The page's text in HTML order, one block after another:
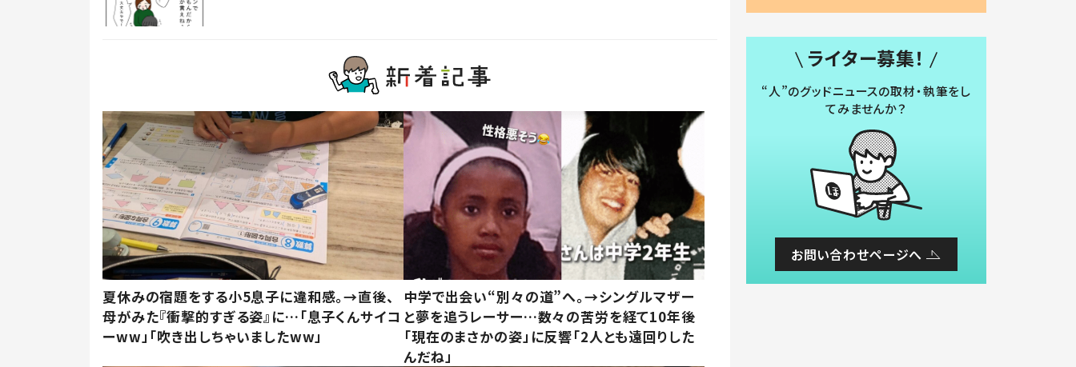
夏休みの宿題をする小5息子に違和感。→直後、
母がみた『衝撃的すぎる姿』に…「息子くんサイコ
ーww」「吹き出しちゃいましたww」
中学で出会い“別々の道”へ。→シングルマザー
と夢を追うレーサー…数々の苦労を経て10年後
「現在のまさかの姿」に反響「2人とも遠回りした
んだね」
ライター募集！
“人”のグッドニュースの取材・執筆をし
てみませんか？
お問い合わせページへ